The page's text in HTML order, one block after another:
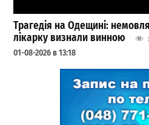
Трагедія на Одещині:
лікарку визнали винною
01-08-2026 в 13:18